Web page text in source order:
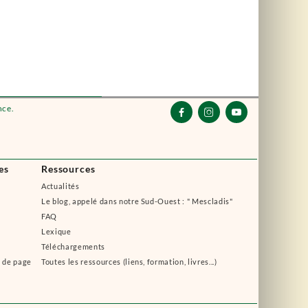
page
Ressources
Actualités
Le blog, appelé dans notre Sud-Ouest : " Mescladis"
FAQ
Lexique
Téléchargements
Toutes les ressources (liens, formation, livres...)
  